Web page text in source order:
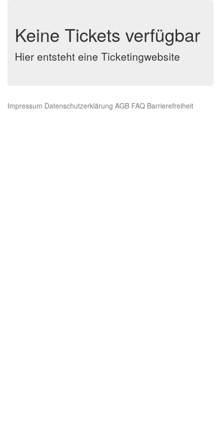
Keine Tickets verfügbar
Hier entsteht eine Ticketingwebsite
Impressum Datenschutzerklärung AGB FAQ Barrierefreiheit